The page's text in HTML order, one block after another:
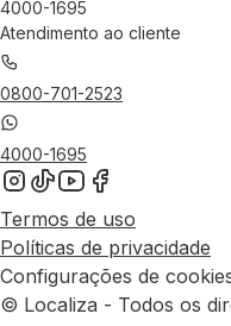
4000-1695
Atendimento ao cliente
0800-701-2523
4000-1695
Termos de uso
Políticas de privacidade
Configurações de
© Localiza - Todos os